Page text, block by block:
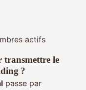
actifs
transmettre le
?
passe par